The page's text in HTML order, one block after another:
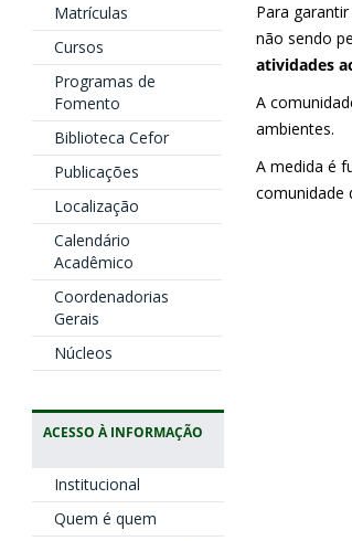
Matrículas
Cursos
Programas de
Fomento
Biblioteca Cefor
Publicações
Localização
Calendário
Acadêmico
Coordenadorias
Gerais
Núcleos
ACESSO À INFORMAÇÃO
Institucional
Quem é quem
Para
não sendo
atividades
A
ambientes.
A medida é
comunidade